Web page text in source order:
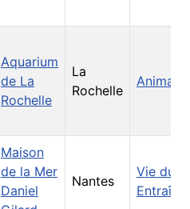
Aquarium
de La
Rochelle
La
Rochelle
Maison
de la Mer
Daniel
Nantes
Vie du